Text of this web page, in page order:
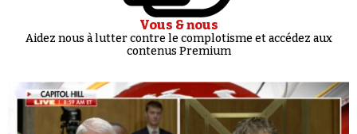
Vous & nous
Aidez nous à lutter contre le complotisme et accédez aux
contenus Premium